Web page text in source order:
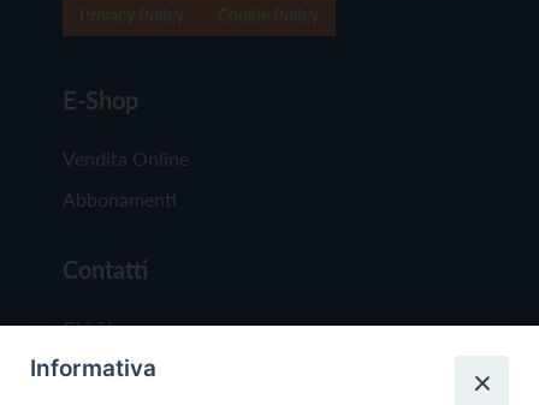
E-Shop
Vendita Online
Abbonamenti
Contatti
Chi Siamo
Redazione
Informativa